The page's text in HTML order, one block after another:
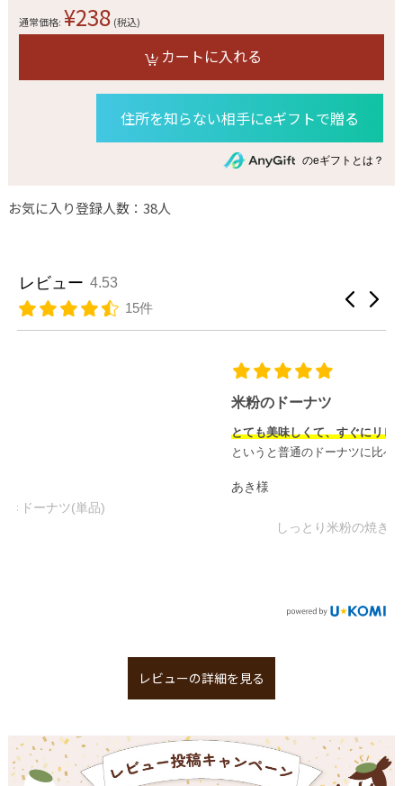
通常価格: ¥238 (税込)
カートに入れる
住所を知らない相手にeギフトで贈る
のeギフトとは？
お気に入り登録人数：38人
レビュー 4.53
15件
しました！米粉のドーナツ
というと普通のドーナツに比べてなにか物足りな...もっと見る
しっとり米粉の焼きドーナツ(16個入)
レビューの詳細を見る